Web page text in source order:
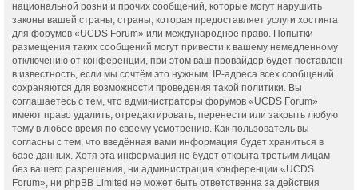
национальной розни и прочих сообщений, которые могут нарушить
законы вашей страны, страны, которая предоставляет услуги хостинга
для форумов «UCDS Forum» или международное право. Попытки
размещения таких сообщений могут привести к вашему немедленному
отключению от конференции, при этом ваш провайдер будет поставлен
в известность, если мы сочтём это нужным. IP-адреса всех сообщений
сохраняются для возможности проведения такой политики. Вы
соглашаетесь с тем, что администраторы форумов «UCDS Forum»
имеют право удалить, отредактировать, перенести или закрыть любую
тему в любое время по своему усмотрению. Как пользователь вы
согласны с тем, что введённая вами информация будет храниться в
базе данных. Хотя эта информация не будет открыта третьим лицам
без вашего разрешения, ни администрация конференции «UCDS
Forum», ни phpBB Limited не может быть ответственна за действия